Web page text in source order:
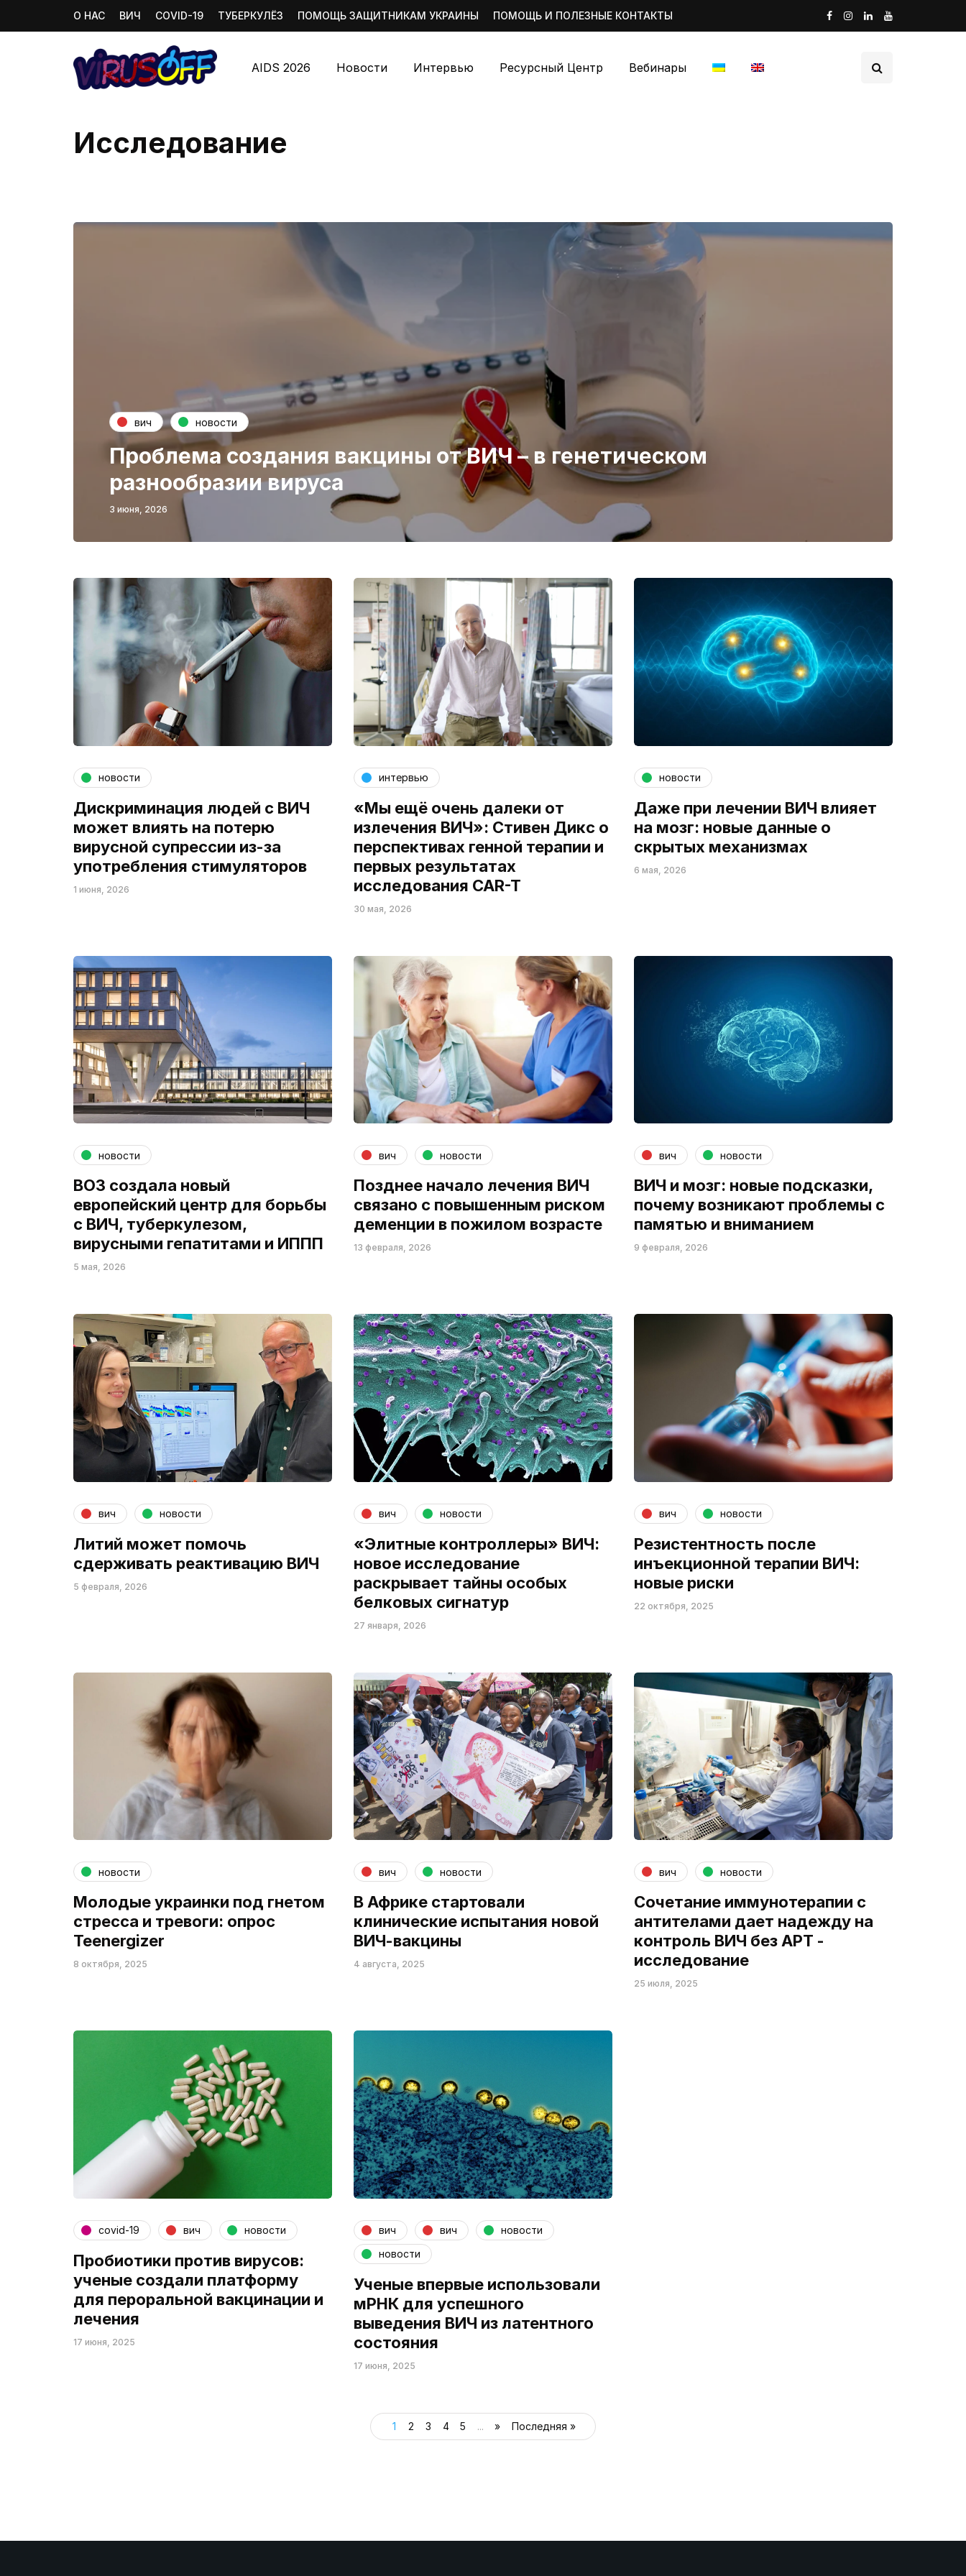
О НАС ВИЧ COVID-19 ТУБЕРКУЛЁЗ ПОМОЩЬ ЗАЩИТНИКАМ УКРАИНЫ ПОМОЩЬ И ПОЛЕЗНЫЕ КОНТАКТЫ
AIDS 2026 Новости Интервью Ресурсный Центр Вебинары
Исследование
вич новости
Проблема создания вакцины от ВИЧ – в генетическом
разнообразии вируса
3 июня, 2026
новости
Дискриминация людей с ВИЧ
может влиять на потерю
вирусной супрессии из-за
употребления стимуляторов
1 июня, 2026
интервью
«Мы ещё очень далеки от
излечения ВИЧ»: Стивен Дикс о
перспективах генной терапии и
первых результатах
исследования CAR-T
30 мая, 2026
новости
Даже при лечении ВИЧ влияет
на мозг: новые данные о
скрытых механизмах
6 мая, 2026
новости
ВОЗ создала новый
европейский центр для борьбы
с ВИЧ, туберкулезом,
вирусными гепатитами и ИППП
5 мая, 2026
вич новости
Позднее начало лечения ВИЧ
связано с повышенным риском
деменции в пожилом возрасте
13 февраля, 2026
вич новости
ВИЧ и мозг: новые подсказки,
почему возникают проблемы с
памятью и вниманием
9 февраля, 2026
вич новости
Литий может помочь
сдерживать реактивацию ВИЧ
5 февраля, 2026
вич новости
«Элитные контроллеры» ВИЧ:
новое исследование
раскрывает тайны особых
белковых сигнатур
27 января, 2026
вич новости
Резистентность после
инъекционной терапии ВИЧ:
новые риски
22 октября, 2025
новости
Молодые украинки под гнетом
стресса и тревоги: опрос
Teenergizer
8 октября, 2025
вич новости
В Африке стартовали
клинические испытания новой
ВИЧ-вакцины
4 августа, 2025
вич новости
Cочетание иммунотерапии с
антителами дает надежду на
контроль ВИЧ без АРТ -
исследование
25 июля, 2025
covid-19 вич новости
Пробиотики против вирусов:
ученые создали платформу
для пероральной вакцинации и
лечения
17 июня, 2025
вич вич
новости
новости
Ученые впервые использовали
мРНК для успешного
выведения ВИЧ из латентного
состояния
17 июня, 2025
1 2 3 4 5 ... » Последняя »